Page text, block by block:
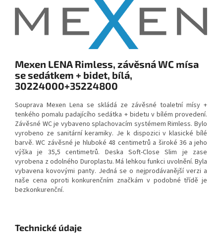
Mexen LENA Rimless, závěsná WC mísa
se sedátkem + bidet, bílá,
30224000+35224800
Souprava Mexen Lena se skládá ze závěsné toaletní mísy +
tenkého pomalu padajícího sedátka + bidetu v bílém provedení.
Závěsné WC je vybaveno splachovacím systémem Rimless. Bylo
vyrobeno ze sanitární keramiky. Je k dispozici v klasické bílé
barvě. WC závěsné je hluboké 48 centimetrů a široké 36 a jeho
výška je 35,5 centimetrů. Deska Soft-Close Slim je zase
vyrobena z odolného Duroplastu. Má lehkou funkci uvolnění. Byla
vybavena kovovými panty. Jedná se o nejprodávanější verzi a
naše cena oproti konkurenčním značkám v podobné třídě je
bezkonkurenční.
Technické údaje